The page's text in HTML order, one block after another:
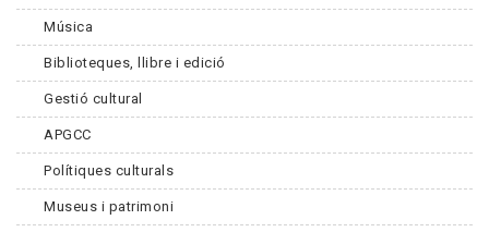
Música
Biblioteques, llibre i edició
Gestió cultural
APGCC
Polítiques culturals
Museus i patrimoni